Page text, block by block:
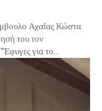
Αχαΐας Κώστα
αποχαιρέτησε με ένα συγκινητικό μήνυμα: "Έφυγες για το...